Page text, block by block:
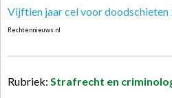
Vijftien jaar cel voor doodschieten
Rechtennieuws.nl
Rubriek: Strafrecht en